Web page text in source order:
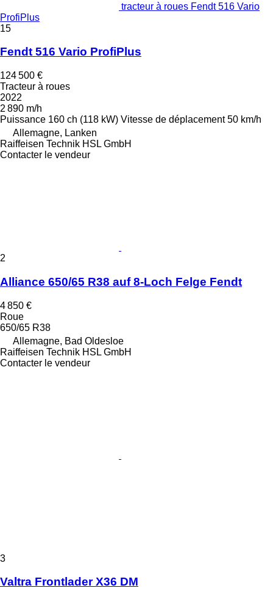
tracteur à roues Fendt 516 Vario
ProfiPlus
15
Fendt 516 Vario ProfiPlus
124 500 €
Tracteur à roues
2022
2 890 m/h
Puissance 160 ch (118 kW) Vitesse de déplacement 50 km/h
Allemagne, Lanken
Raiffeisen Technik HSL GmbH
Contacter le vendeur
2
Alliance 650/65 R38 auf 8-Loch Felge Fendt
4 850 €
Roue
650/65 R38
Allemagne, Bad Oldesloe
Raiffeisen Technik HSL GmbH
Contacter le vendeur
3
Valtra Frontlader X36 DM